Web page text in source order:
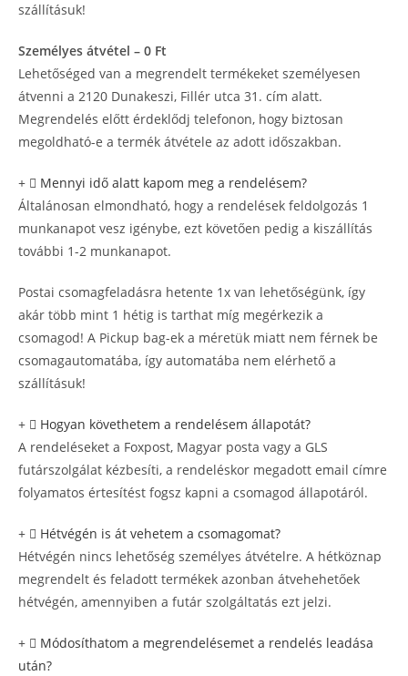
szállításuk!
Személyes átvétel – 0 Ft
Lehetőséged van a megrendelt termékeket személyesen
átvenni a 2120 Dunakeszi, Fillér utca 31. cím alatt.
Megrendelés előtt érdeklődj telefonon, hogy biztosan
megoldható-e a termék átvétele az adott időszakban.
Mennyi idő alatt kapom meg a rendelésem?
Általánosan elmondható, hogy a rendelések feldolgozás 1
munkanapot vesz igénybe, ezt követően pedig a kiszállítás
további 1-2 munkanapot.
Postai csomagfeladásra hetente 1x van lehetőségünk, így
akár több mint 1 hétig is tarthat míg megérkezik a
csomagod! A Pickup bag-ek a méretük miatt nem férnek be
csomagautomatába, így automatába nem elérhető a
szállításuk!
Hogyan követhetem a rendelésem állapotát?
A rendeléseket a Foxpost, Magyar posta vagy a GLS
futárszolgálat kézbesíti, a rendeléskor megadott email címre
folyamatos értesítést fogsz kapni a csomagod állapotáról.
Hétvégén is át vehetem a csomagomat?
Hétvégén nincs lehetőség személyes átvételre. A hétköznap
megrendelt és feladott termékek azonban átvehehetőek
hétvégén, amennyiben a futár szolgáltatás ezt jelzi.
Módosíthatom a megrendelésemet a rendelés leadása
után?